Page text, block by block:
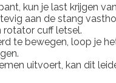
kun je last krijgen
aan de stang
rotator cuff letsel.
te bewegen, loop je
uitvoert, kan dit